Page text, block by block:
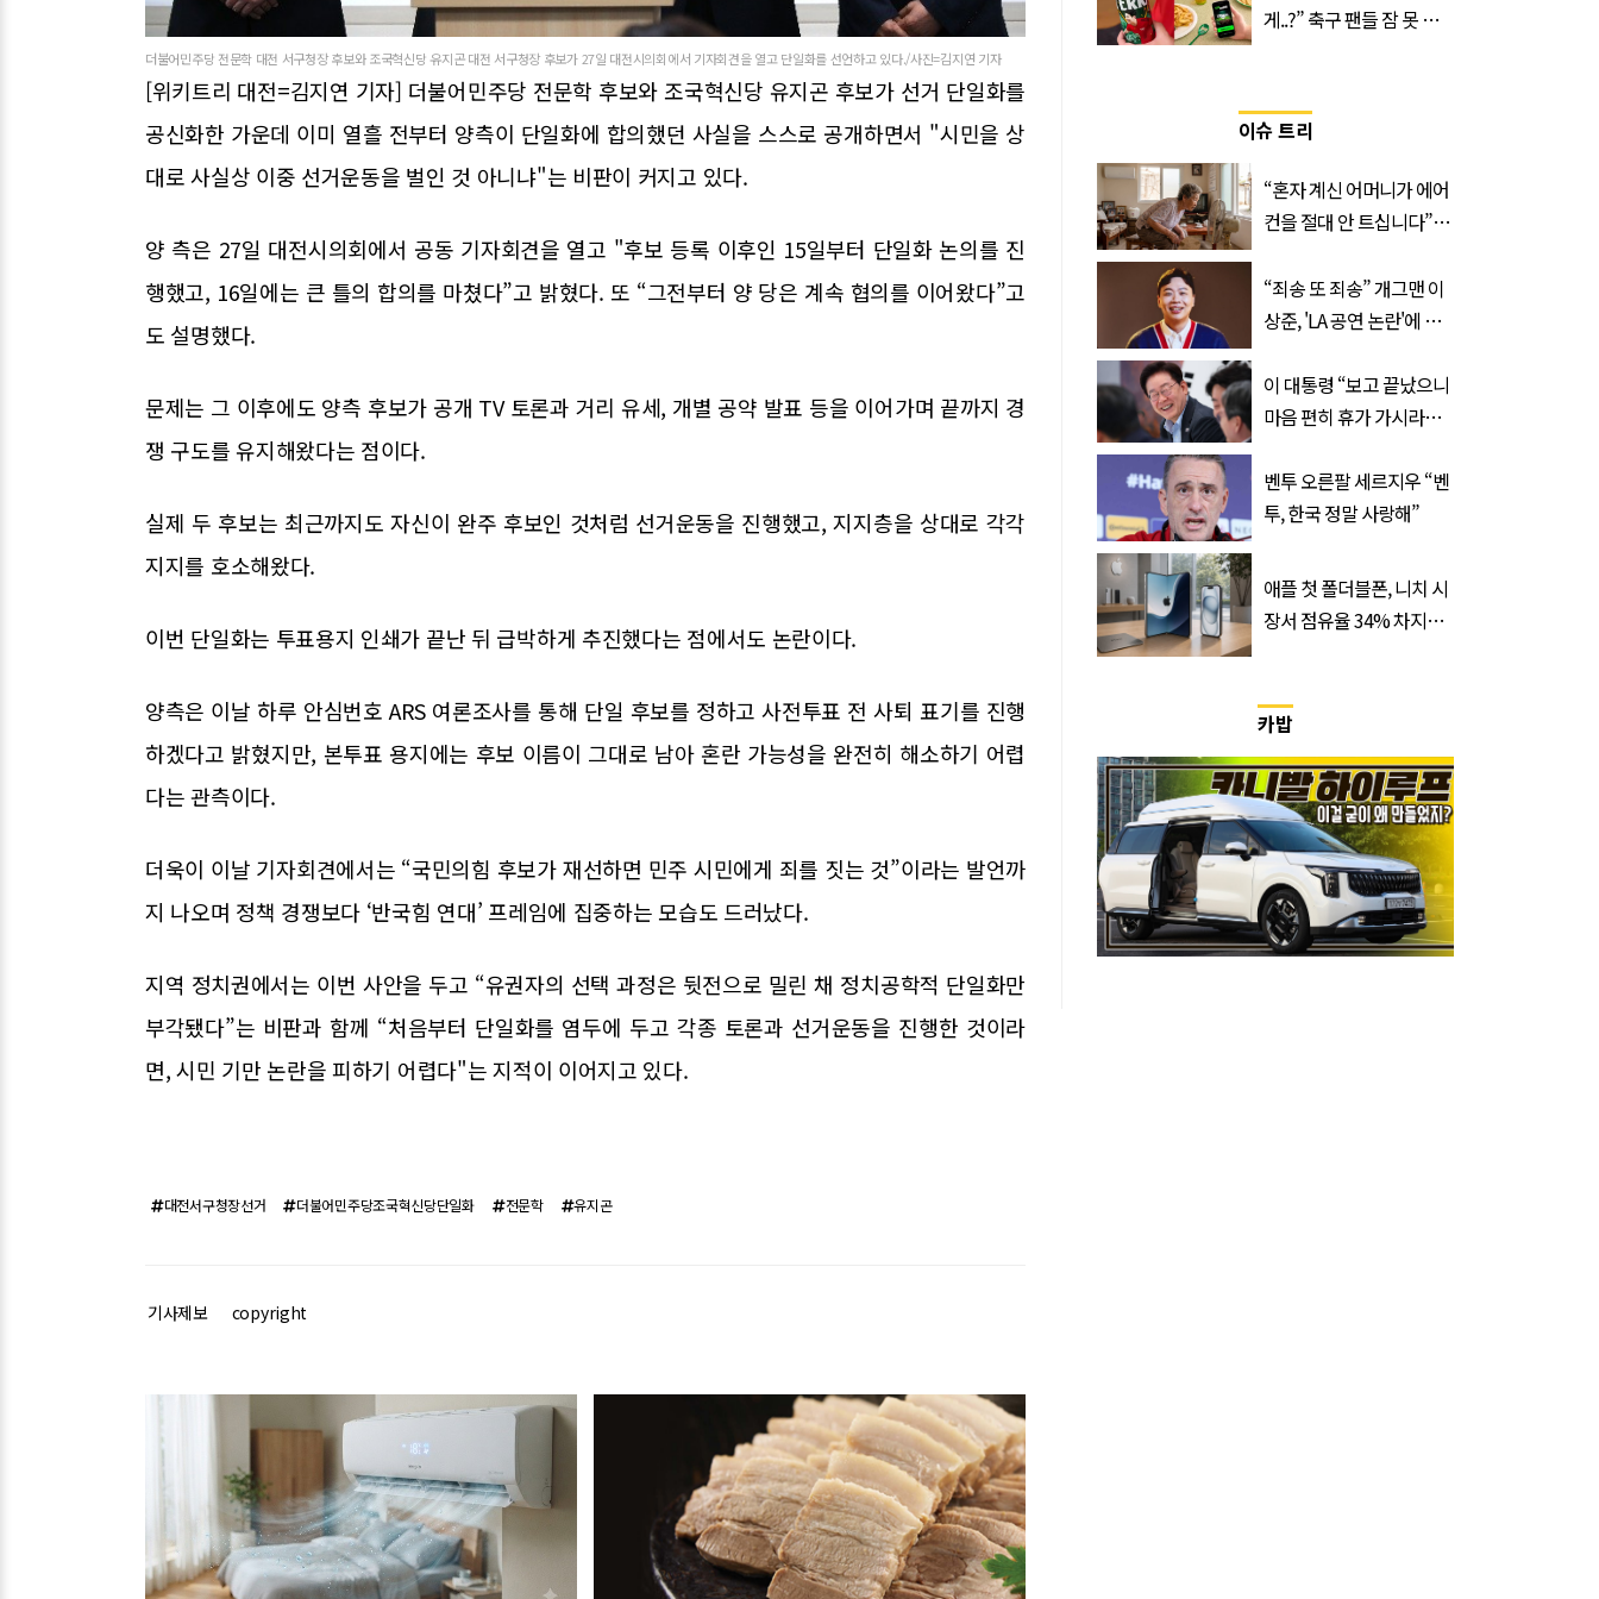
더불어민주당 전문학 대전 서구청장 후보와 조국혁신당 유지곤 대전 서구청장 후보가 27일 대전시의회에서 기자회견을 열고 단일화를 선언하고 있다./사진=김지연 기자
[위키트리 대전=김지연 기자] 더불어민주당 전문학 후보와 조국혁신당 유지곤 후보가 선거 단일화를
공신화한 가운데 이미 열흘 전부터 양측이 단일화에 합의했던 사실을 스스로 공개하면서 "시민을 상
대로 사실상 이중 선거운동을 벌인 것 아니냐"는 비판이 커지고 있다.
양 측은 27일 대전시의회에서 공동 기자회견을 열고 "후보 등록 이후인 15일부터 단일화 논의를 진
행했고, 16일에는 큰 틀의 합의를 마쳤다”고 밝혔다. 또 “그전부터 양 당은 계속 협의를 이어왔다”고
도 설명했다.
문제는 그 이후에도 양측 후보가 공개 TV 토론과 거리 유세, 개별 공약 발표 등을 이어가며 끝까지 경
쟁 구도를 유지해왔다는 점이다.
실제 두 후보는 최근까지도 자신이 완주 후보인 것처럼 선거운동을 진행했고, 지지층을 상대로 각각
지지를 호소해왔다.
이번 단일화는 투표용지 인쇄가 끝난 뒤 급박하게 추진했다는 점에서도 논란이다.
양측은 이날 하루 안심번호 ARS 여론조사를 통해 단일 후보를 정하고 사전투표 전 사퇴 표기를 진행
하겠다고 밝혔지만, 본투표 용지에는 후보 이름이 그대로 남아 혼란 가능성을 완전히 해소하기 어렵
다는 관측이다.
더욱이 이날 기자회견에서는 “국민의힘 후보가 재선하면 민주 시민에게 죄를 짓는 것”이라는 발언까
지 나오며 정책 경쟁보다 ‘반국힘 연대’ 프레임에 집중하는 모습도 드러났다.
지역 정치권에서는 이번 사안을 두고 “유권자의 선택 과정은 뒷전으로 밀린 채 정치공학적 단일화만
부각됐다”는 비판과 함께 “처음부터 단일화를 염두에 두고 각종 토론과 선거운동을 진행한 것이라
면, 시민 기만 논란을 피하기 어렵다"는 지적이 이어지고 있다.
대전서구청장선거 더불어민주당조국혁신당단일화 전문학 유지곤
기사제보 copyright
관련기사
게..?” 축구 팬들 잠 못 들
이슈 트리
“혼자 계신 어머니가 에어
컨을 절대 안 트십니다”…
“죄송 또 죄송” 개그맨 이
상준, 'LA 공연 논란'에 고
이 대통령 “보고 끝났으니
마음 편히 휴가 가시라…
벤투 오른팔 세르지우 “벤
투, 한국 정말 사랑해”
애플 첫 폴더블폰, 니치 시
장서 점유율 34% 차지할
카밥